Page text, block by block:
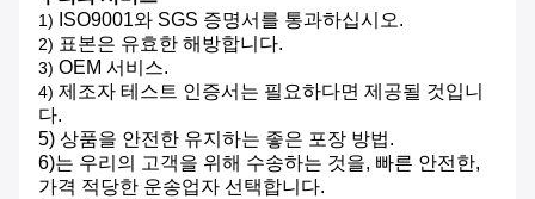
1) ISO9001와 SGS 증명서를 통과하십시오.
2) 표본은 유효한 해방합니다.
3) OEM 서비스.
4) 제조자 테스트 인증서는 필요하다면 제공될 것입니
다.
5) 상품을 안전한 유지하는 좋은 포장 방법.
6)는 우리의 고객을 위해 수송하는 것을, 빠른 안전한,
가격 적당한 운송업자 선택합니다.